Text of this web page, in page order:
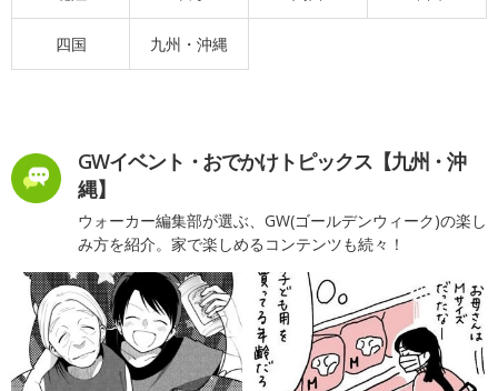
四国 九州・沖縄
GWイベント・おでかけトピックス【九州・沖
縄】
ウォーカー編集部が選ぶ、GW(ゴールデンウィーク)の楽し
み方を紹介。家で楽しめるコンテンツも続々！